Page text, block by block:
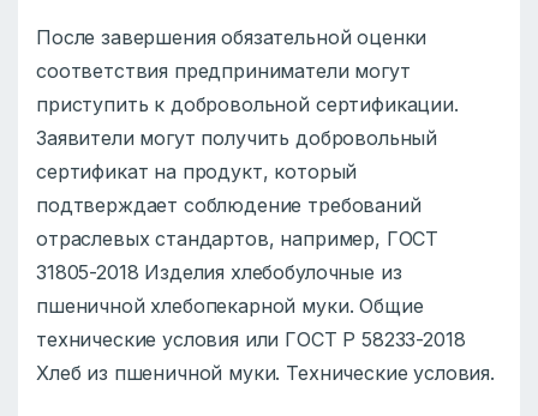
После завершения обязательной оценки
соответствия предприниматели могут
приступить к добровольной сертификации.
Заявители могут получить добровольный
сертификат на продукт, который
подтверждает соблюдение требований
отраслевых стандартов, например, ГОСТ
31805-2018 Изделия хлебобулочные из
пшеничной хлебопекарной муки. Общие
технические условия или ГОСТ Р 58233-2018
Хлеб из пшеничной муки. Технические условия.